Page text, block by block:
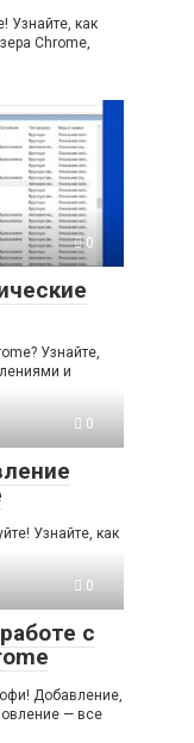
Узнайте, как
Chrome,
0
Узнайте,
и
0
Узнайте, как
0
с
Добавление,
— все